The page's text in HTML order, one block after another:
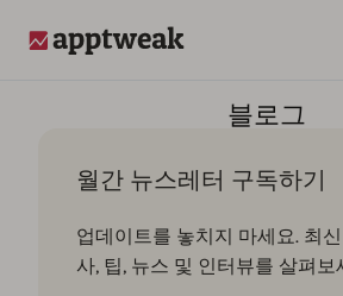
블로그
월간 뉴스레터 구독하기
업데이트를 놓치지 마세요. 최
사, 팁, 뉴스 및 인터뷰를 살펴보